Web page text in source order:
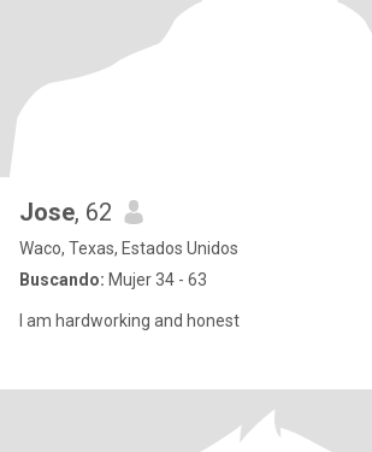
Jose, 62
Waco, Texas, Estados Unidos
Buscando: Mujer 34 - 63
I am hardworking and honest